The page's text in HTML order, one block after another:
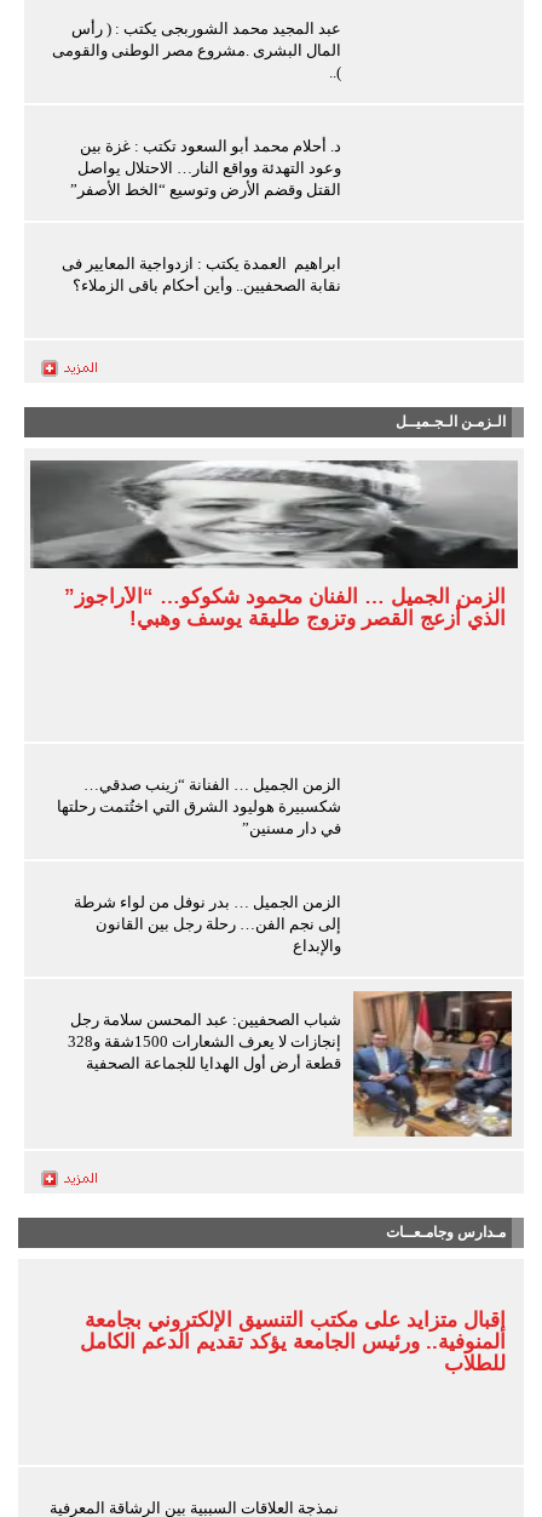
عبد المجيد محمد الشوربجى يكتب : ( رأس
المال البشرى .مشروع مصر الوطنى والقومى
)..
د. أحلام محمد أبو السعود تكتب : غزة بين
وعود التهدئة وواقع النار… الاحتلال يواصل
القتل وقضم الأرض وتوسيع “الخط الأصفر”
ابراهيم العمدة يكتب : ازدواجية المعايير فى
نقابة الصحفيين.. وأين أحكام باقى الزملاء؟
الـزمـن الـجـميــل
الزمن الجميل … الفنان محمود شكوكو… “الأراجوز”
الذي أزعج القصر وتزوج طليقة يوسف وهبي!
الزمن الجميل … الفنانة “زينب صدقي…
شكسبيرة هوليود الشرق التي اختُتمت رحلتها
في دار مسنين”
الزمن الجميل … بدر نوفل من لواء شرطة
إلى نجم الفن… رحلة رجل بين القانون
والإبداع
شباب الصحفيين: عبد المحسن سلامة رجل
إنجازات لا يعرف الشعارات 1500شقة و328
قطعة أرض أول الهدايا للجماعة الصحفية
مـدارس وجامـعــات
إقبال متزايد على مكتب التنسيق الإلكتروني بجامعة
المنوفية.. ورئيس الجامعة يؤكد تقديم الدعم الكامل
للطلاب
نمذجة العلاقات السببية بين الرشاقة المعرفية